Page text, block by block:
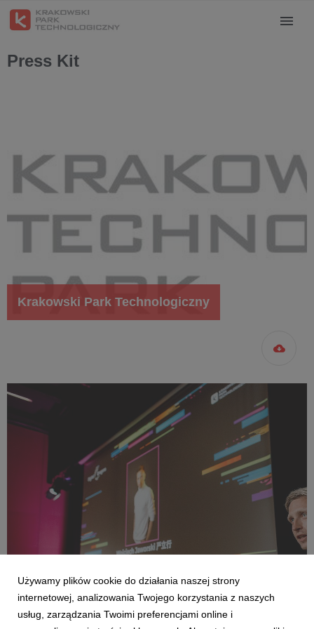
Press Kit
Krakowski Park Technologiczny
Digital Dragons
Używamy plików cookie do działania naszej strony
internetowej, analizowania Twojego korzystania z naszych
usług, zarządzania Twoimi preferencjami online i